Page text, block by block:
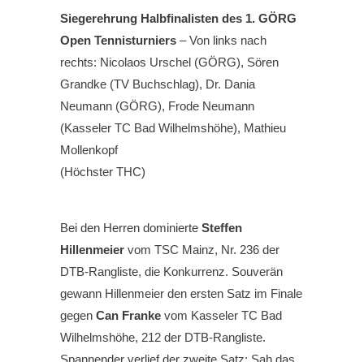
Siegerehrung Halbfinalisten des 1. GÖRG
Open Tennisturniers – Von links nach
rechts: Nicolaos Urschel (GÖRG), Sören
Grandke (TV Buchschlag), Dr. Dania
Neumann (GÖRG), Frode Neumann
(Kasseler TC Bad Wilhelmshöhe), Mathieu
Mollenkopf
(Höchster THC)
Bei den Herren dominierte Steffen
Hillenmeier vom TSC Mainz, Nr. 236 der
DTB-Rangliste, die Konkurrenz. Souverän
gewann Hillenmeier den ersten Satz im Finale
gegen Can Franke vom Kasseler TC Bad
Wilhelmshöhe, 212 der DTB-Rangliste.
Spannender verlief der zweite Satz: Sah das